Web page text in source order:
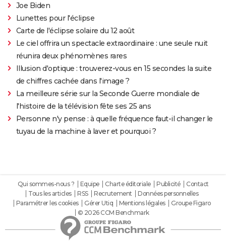
Joe Biden
Lunettes pour l'éclipse
Carte de l'éclipse solaire du 12 août
Le ciel offrira un spectacle extraordinaire : une seule nuit
réunira deux phénomènes rares
Illusion d'optique : trouverez-vous en 15 secondes la suite
de chiffres cachée dans l'image ?
La meilleure série sur la Seconde Guerre mondiale de
l'histoire de la télévision fête ses 25 ans
Personne n'y pense : à quelle fréquence faut-il changer le
tuyau de la machine à laver et pourquoi ?
Qui sommes-nous ? Equipe Charte éditoriale Publicité
Contact
Tous les articles
RSS Recrutement
Données personnelles
Paramétrer les cookies
Gérer Utiq Mentions légales
Groupe Figaro
© 2026 CCM Benchmark